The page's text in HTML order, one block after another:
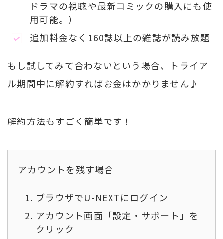
ドラマの視聴や最新コミックの購入にも使
用可能。）
追加料金なく160誌以上の雑誌が読み放題
もし試してみて合わないという場合、トライア
ル期間中に解約すればお金はかかりません♪
解約方法もすごく簡単です！
アカウントを残す場合
ブラウザでU-NEXTにログイン
アカウント画面「設定・サポート」を
クリック